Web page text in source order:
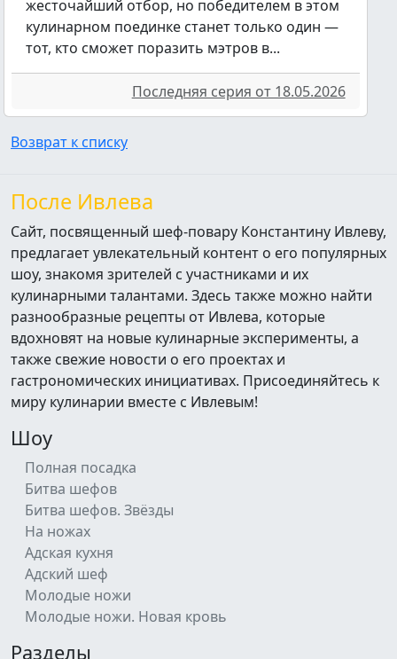
жесточайший отбор, но победителем в этом
кулинарном поединке станет только один —
тот, кто сможет поразить мэтров в...
Последняя серия от 18.05.2026
Возврат к списку
После Ивлева
Сайт, посвященный шеф-повару Константину Ивлеву,
предлагает увлекательный контент о его популярных
шоу, знакомя зрителей с участниками и их
кулинарными талантами. Здесь также можно найти
разнообразные рецепты от Ивлева, которые
вдохновят на новые кулинарные эксперименты, а
также свежие новости о его проектах и
гастрономических инициативах. Присоединяйтесь к
миру кулинарии вместе с Ивлевым!
Шоу
Полная посадка
Битва шефов
Битва шефов. Звёзды
На ножах
Адская кухня
Адский шеф
Молодые ножи
Молодые ножи. Новая кровь
Разделы